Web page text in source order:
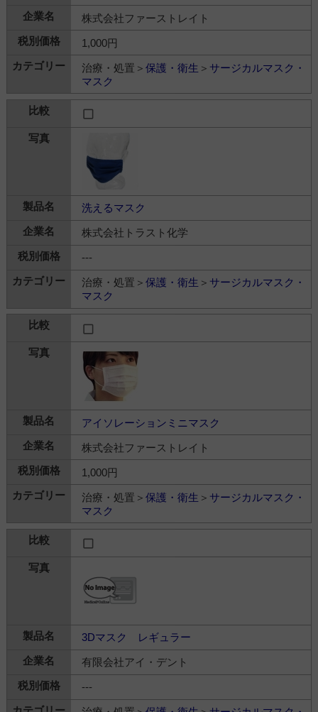
株式会社ファーストレイト
1,000円
治療・処置＞ 保護・衛生 ＞ サージカルマスク・
マスク
洗えるマスク
株式会社トラスト化学
---
治療・処置＞ 保護・衛生 ＞ サージカルマスク・
マスク
アイソレーションミニマスク
株式会社ファーストレイト
1,000円
治療・処置＞ 保護・衛生 ＞ サージカルマスク・
マスク
3Dマスク レギュラー
有限会社アイ・デント
---